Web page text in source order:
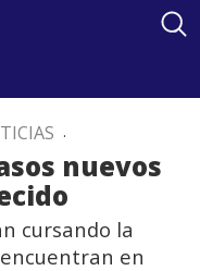
.
nuevos
cursando la
en